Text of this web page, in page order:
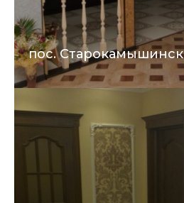
пос. Старокамышинск